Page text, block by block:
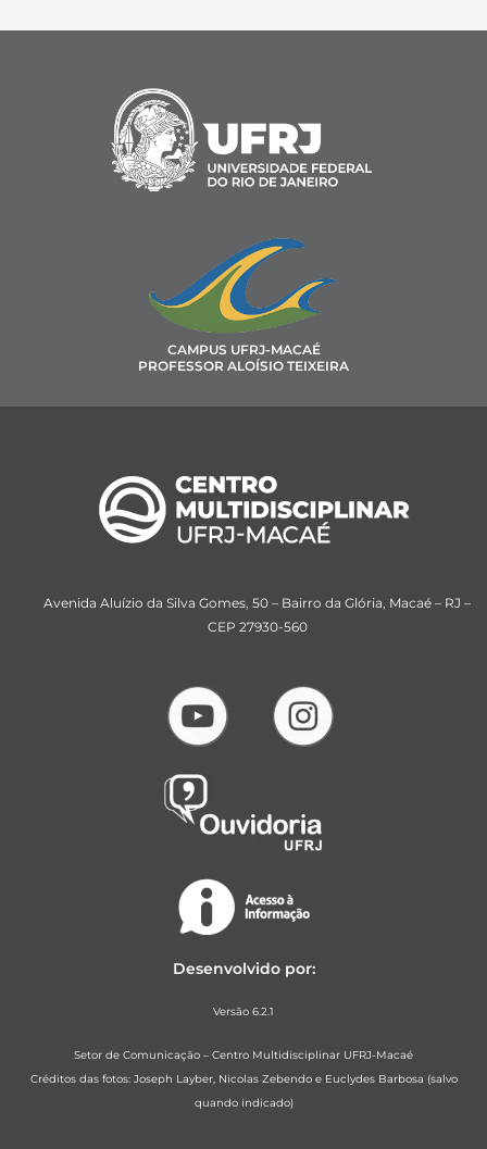
CAMPUS UFRJ-MACAÉ
PROFESSOR ALOÍSIO TEIXEIRA
Avenida Aluízio da Silva Gomes, 50 – Bairro da Glória, Macaé – RJ –
CEP 27930-560
Desenvolvido por:
Versão 6.2.1
Setor de Comunicação – Centro Multidisciplinar UFRJ-Macaé
Créditos das fotos: Joseph Layber, Nicolas Zebendo e Euclydes Barbosa (salvo
quando indicado)